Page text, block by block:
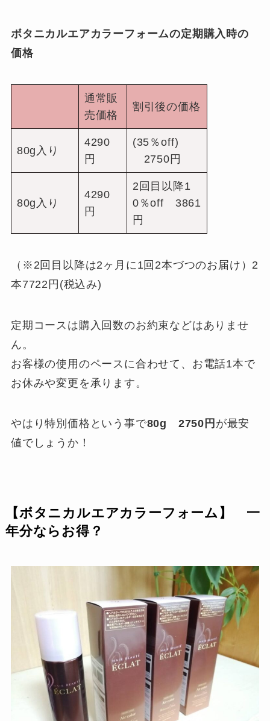
ボタニカルエアカラーフォームの定期購入時の
価格
通常販
売価格
割引後の価格
80g入り
4290
円
(35％off)
2750円
80g入り
4290
円
2回目以降1
0％off 3861
円
（※2回目以降は2ヶ月に1回2本づつのお届け）2
本7722円(税込み)
定期コースは購入回数のお約束などはありませ
ん。
お客様の使用のペースに合わせて、お電話1本で
お休みや変更を承ります。
やはり特別価格という事で80g 2750円 が最安
値でしょうか ！
【ボタニカルエアカラーフォーム】 一
年分ならお得？